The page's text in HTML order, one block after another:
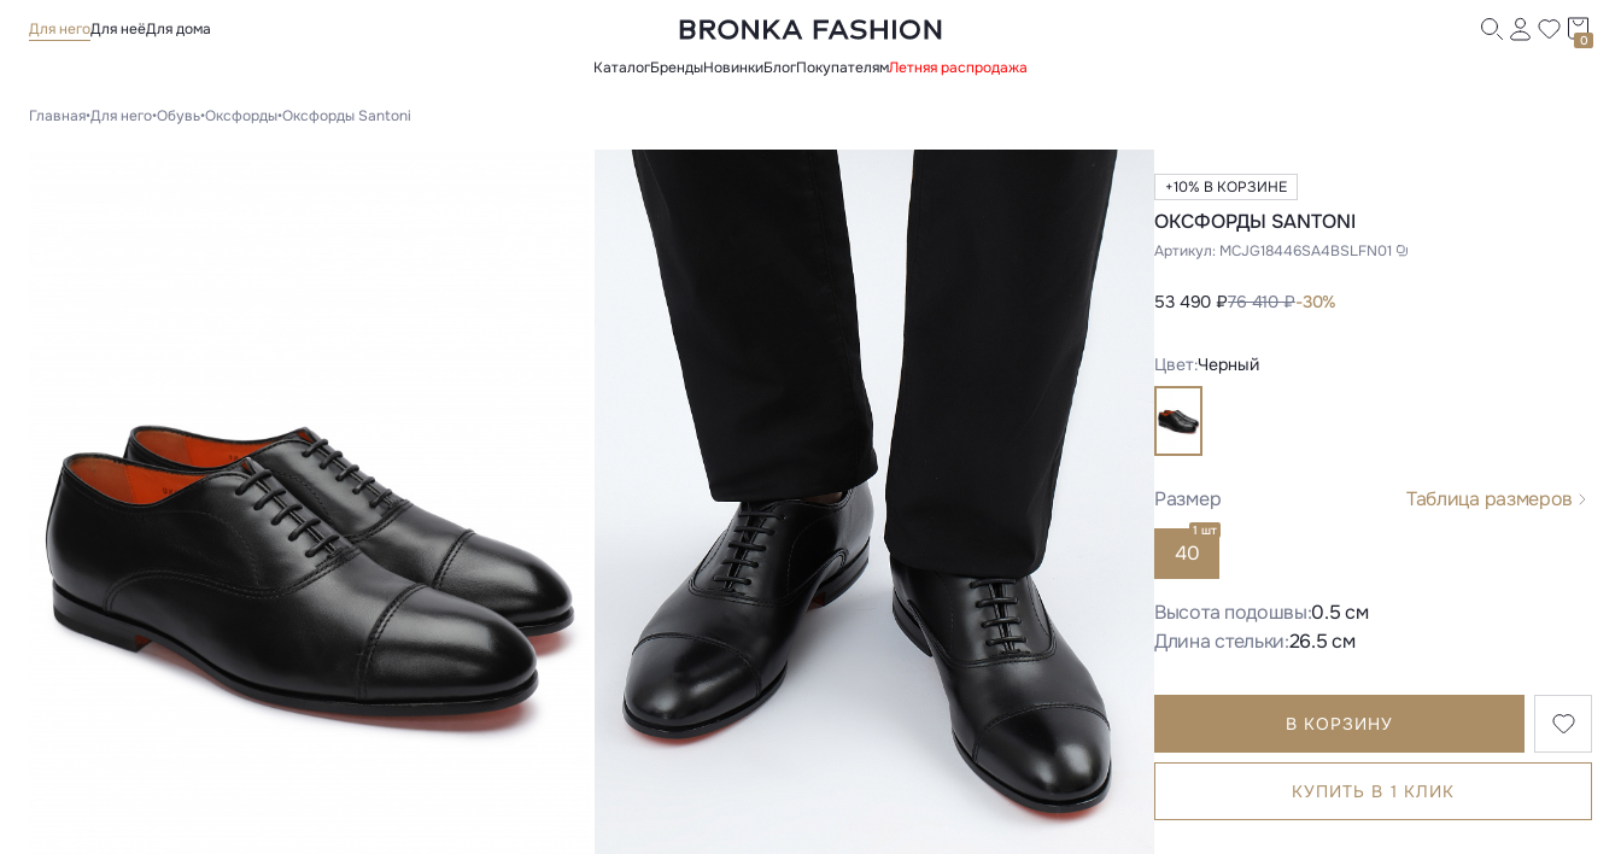
Для негоДля неёДля дома
0
КаталогБрендыНовинкиБлогПокупателямЛетняя распродажа
Главная•Для него•Обувь•Оксфорды•Оксфорды Santoni
+10% В КОРЗИНЕ
ОКСФОРДЫ SANTONI
Артикул: MCJG18446SA4BSLFN01
53 490 ₽76 410 ₽-30%
Цвет:Черный
Размер Таблица размеров
40
1 шт
Высота подошвы:0.5 см
Длина стельки:26.5 см
В КОРЗИНУ
КУПИТЬ В 1 КЛИК